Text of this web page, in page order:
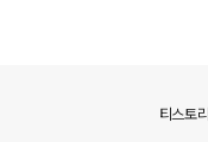
티스토리